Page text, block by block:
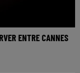
ENTRE CANNES